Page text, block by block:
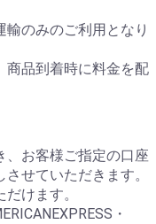
のみのご利用となり
商品到着時に料金を配
、お客様ご指定の口座
せていただきます。
けます。
・